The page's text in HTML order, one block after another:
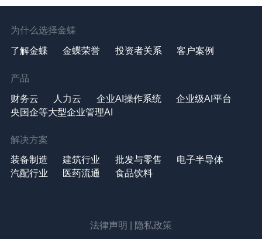
为什么选择金蝶
了解金蝶 金蝶荣誉 投资者关系 客户案例
产品
财务云 人力云 企业AI操作系统
企业级AI平台
央国企等大型企业管理AI
解决方案
装备制造 建筑行业 批发与零售
电子半导体
汽配行业
医药流通 食品饮料
法律声明 隐私政策